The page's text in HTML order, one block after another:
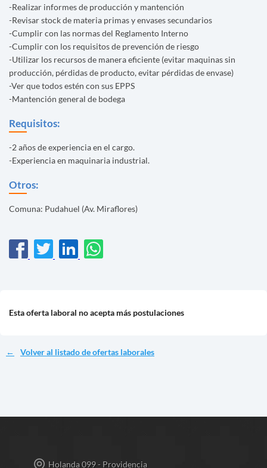
-Realizar informes de producción y mantención
-Revisar stock de materia primas y envases secundarios
-Cumplir con las normas del Reglamento Interno
-Cumplir con los requisitos de prevención de riesgo
-Utilizar los recursos de manera eficiente (evitar maquinas sin
producción, pérdidas de producto, evitar pérdidas de envase)
-Ver que todos estén con sus EPPS
-Mantención general de bodega
Requisitos:
-2 años de experiencia en el cargo.
-Experiencia en maquinaria industrial.
Otros:
Comuna: Pudahuel (Av. Miraflores)
Esta oferta laboral no acepta más postulaciones
Volver al listado de ofertas laborales
Holanda 099 - Providencia